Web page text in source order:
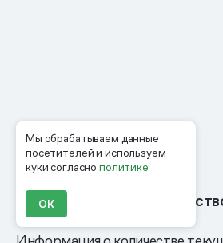
Мы обрабатываем данные
посетителей и используем
куки согласнополитике
ОК
Социальное